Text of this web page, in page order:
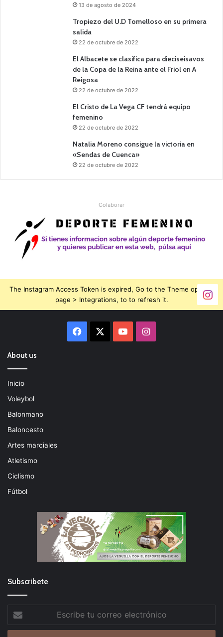
13 de agosto de 2024
Tropiezo del U.D Tomelloso en su primera
salida
22 de octubre de 2022
El Albacete se clasifica para dieciseisavos
de la Copa de la Reina ante el Friol en A
Reigosa
22 de octubre de 2022
El Cristo de La Vega CF tendrá equipo
femenino
22 de octubre de 2022
Natalia Moreno consigue la victoria en
«Sendas de Cuenca»
22 de octubre de 2022
Colaborar
The Instagram Access Token is expired, Go to the Theme options
page > Integrations, to to refresh it.
Facebook YouTubeInstagram
About us
Inicio
Voleybol
Balonmano
Baloncesto
Artes marciales
Atletismo
Ciclismo
Fútbol
Subscribete
tu
correo